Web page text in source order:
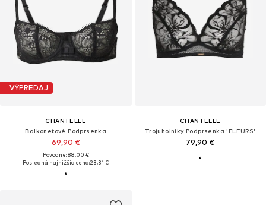
VÝPREDAJ
CHANTELLE
Balkonetové Podprsenka
69,90 €
Pôvodne: 88,00 €
Posledná najnižšia cena:23,31 €
CHANTELLE
Trojuholníky Podprsenka 'FLEURS'
79,90 €